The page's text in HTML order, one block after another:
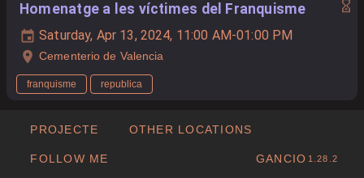
Homenatge a les víctimes del Franquisme
Saturday, Apr 13, 2024, 11:00 AM-01:00 PM
Cementerio de Valencia
franquisme republica
PROJECTE OTHER LOCATIONS
FOLLOW ME GANCIO 1.28.2